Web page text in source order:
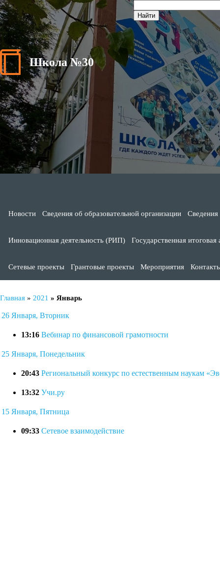
Школа №30
Новости Сведения об образовательной организации Сведения
Инновационная деятельность (РИП) Государственная итоговая
Сетевые проекты Грантовые проекты Мероприятия
Главная » 2021 » Январь
26 Января, Вторник
13:16 Вебинар по финансовой грамотности
25 Января, Понедельник
20:43 Региональный конкурс по естественным наукам
13:32 Учи.ру
15 Января, Пятница
09:33 Сетевое взаимодействие